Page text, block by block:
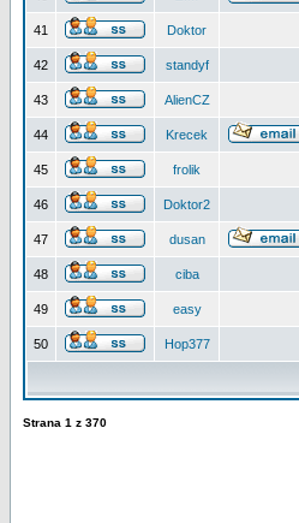
41 Doktor
42 standyf
43 AlienCZ
44 Krecek
45 frolik
46 Doktor2
47 dusan
48 ciba
49 easy
50 Hop377
Strana 1 z 370